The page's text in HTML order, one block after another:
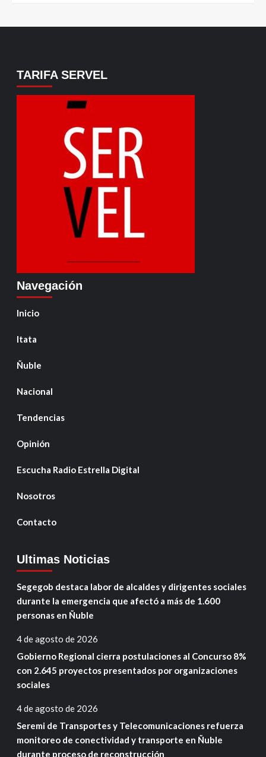
TARIFA SERVEL
Navegación
Inicio
Itata
Ñuble
Nacional
Tendencias
Opinión
Escucha Radio Estrella Digital
Nosotros
Contacto
Ultimas Noticias
Segegob destaca labor de alcaldes y dirigentes sociales
durante la emergencia que afectó a más de 1.600
personas en Ñuble
4 de agosto de 2026
Gobierno Regional cierra postulaciones al Concurso 8%
con 2.645 proyectos presentados por organizaciones
sociales
4 de agosto de 2026
Seremi de Transportes y Telecomunicaciones refuerza
monitoreo de conectividad y transporte en Ñuble
durante proceso de reconstrucción